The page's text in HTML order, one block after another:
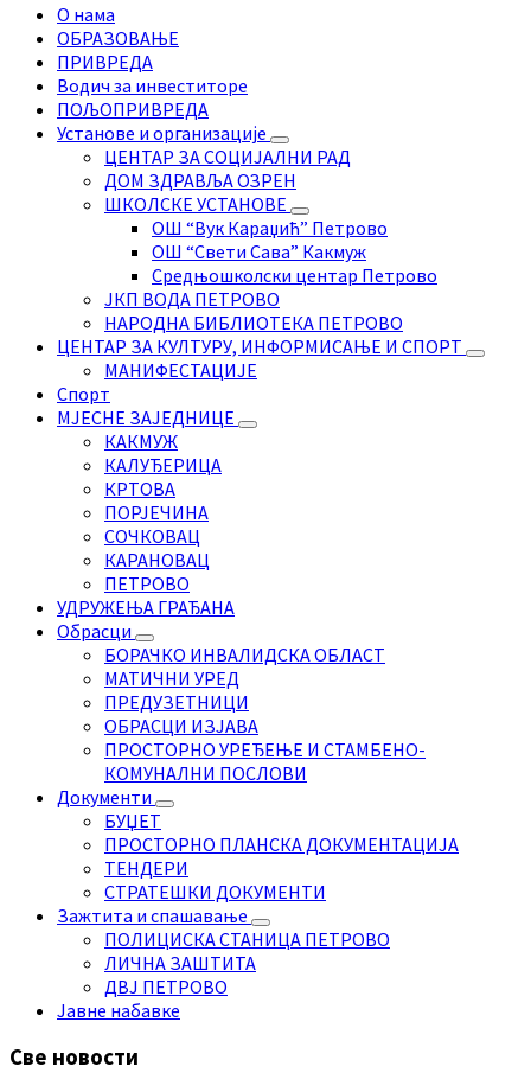
О нама
ОБРАЗОВАЊЕ
ПРИВРЕДА
Водич за инвеститоре
ПОЉОПРИВРЕДА
Установе и организације
ЦЕНТАР ЗА СОЦИЈАЛНИ РАД
ДОМ ЗДРАВЉА ОЗРЕН
ШКОЛСКЕ УСТАНОВЕ
ОШ “Вук Караџић” Петрово
ОШ “Свети Сава” Какмуж
Средњошколски центар Петрово
ЈКП ВОДА ПЕТРОВО
НАРОДНА БИБЛИОТЕКА ПЕТРОВО
ЦЕНТАР ЗА КУЛТУРУ, ИНФОРМИСАЊЕ И СПОРТ
МАНИФЕСТАЦИЈЕ
Спорт
МЈЕСНЕ ЗАЈЕДНИЦЕ
КАКМУЖ
КАЛУЂЕРИЦА
КРТОВА
ПОРЈЕЧИНА
СОЧКОВАЦ
КАРАНОВАЦ
ПЕТРОВО
УДРУЖЕЊА ГРАЂАНА
Обрасци
БОРАЧКО ИНВАЛИДСКА ОБЛАСТ
МАТИЧНИ УРЕД
ПРЕДУЗЕТНИЦИ
ОБРАСЦИ ИЗЈАВА
ПРОСТОРНО УРЕЂЕЊЕ И СТАМБЕНО-
КОМУНАЛНИ ПОСЛОВИ
Документи
БУЏЕТ
ПРОСТОРНО ПЛАНСКА ДОКУМЕНТАЦИЈА
ТЕНДЕРИ
СТРАТЕШКИ ДОКУМЕНТИ
Зажтита и спашавање
ПОЛИЦИСКА СТАНИЦА ПЕТРОВО
ЛИЧНА ЗАШТИТА
ДВЈ ПЕТРОВО
Јавне набавке
Све новости